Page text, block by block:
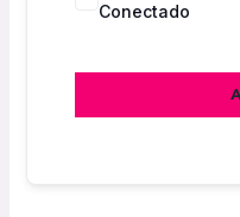
Conectado